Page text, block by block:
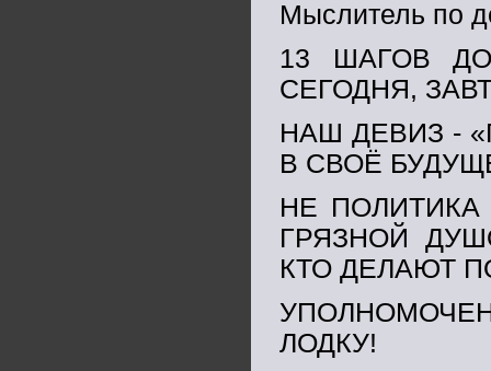
Мыслитель по
13 ШАГОВ
СЕГОДНЯ,
НАШ ДЕВИЗ -
В СВОЁ
НЕ
ГРЯЗНОЙ
КТО ДЕЛАЮТ
ЛОДКУ!